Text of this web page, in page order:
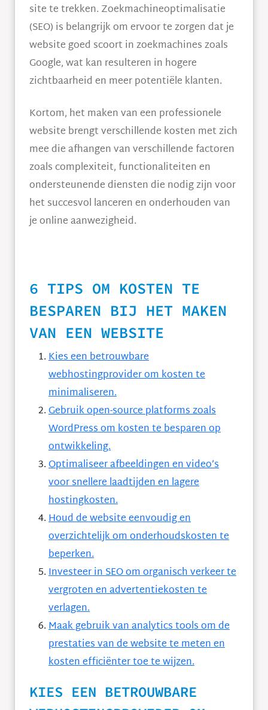
site te trekken. Zoekmachineoptimalisatie
(SEO) is belangrijk om ervoor te zorgen dat je
website goed scoort in zoekmachines zoals
Google, wat kan resulteren in hogere
zichtbaarheid en meer potentiële klanten.
Kortom, het maken van een professionele
website brengt verschillende kosten met zich
mee die afhangen van verschillende factoren
zoals complexiteit, functionaliteiten en
ondersteunende diensten die nodig zijn voor
het succesvol lanceren en onderhouden van
je online aanwezigheid.
6 TIPS OM KOSTEN TE
BESPAREN BIJ HET MAKEN
VAN EEN WEBSITE
Kies een betrouwbare
webhostingprovider om kosten te
minimaliseren.
Gebruik open-source platforms zoals
WordPress om kosten te besparen op
ontwikkeling.
Optimaliseer afbeeldingen en video’s
voor snellere laadtijden en lagere
hostingkosten.
Houd de website eenvoudig en
overzichtelijk om onderhoudskosten te
beperken.
Investeer in SEO om organisch verkeer te
vergroten en advertentiekosten te
verlagen.
Maak gebruik van analytics tools om de
prestaties van de website te meten en
kosten efficiënter toe te wijzen.
KIES EEN BETROUWBARE